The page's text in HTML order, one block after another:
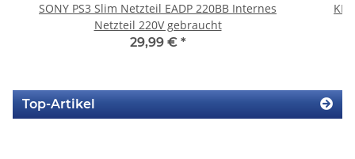
SONY PS3 Slim Netzteil EADP 220BB Internes
Netzteil 220V gebraucht
29,99 € *
Top-Artikel